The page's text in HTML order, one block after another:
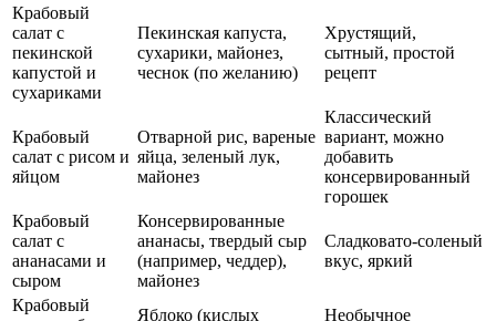
Крабовый
салат с
пекинской
капустой и
сухариками
Пекинская капуста,
сухарики, майонез,
чеснок (по желанию)
Хрустящий,
сытный, простой
рецепт
Крабовый
салат с рисом и
яйцом
Отварной рис, вареные
яйца, зеленый лук,
майонез
Классический
вариант, можно
добавить
консервированный
горошек
Крабовый
салат с
ананасами и
сыром
Консервированные
ананасы, твердый сыр
(например, чеддер),
майонез
Сладковато-соленый
вкус, яркий
Крабовый
Яблоко (кислых
Необычное